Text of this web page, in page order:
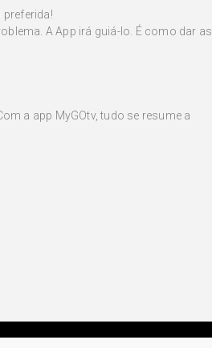
A App irá guiá-lo. É como dar as
a app MyGOtv, tudo se resume a